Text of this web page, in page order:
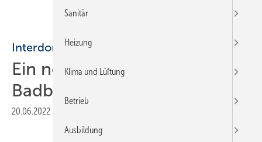
Interdomus
Ein neuer Jahrgang von
Badberater*innen
20.06.2022
Sanitär
Heizung
Klima und Lüftung
Betrieb
Ausbildung